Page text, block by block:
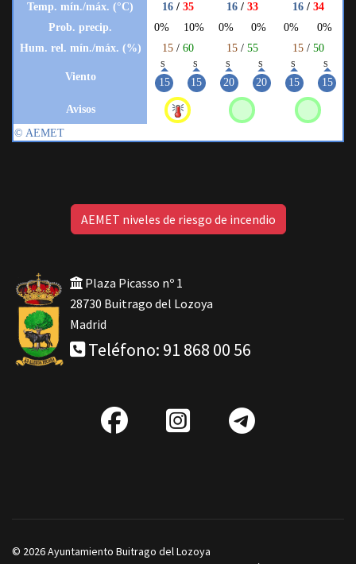
AEMET niveles de riesgo de incendio
Plaza Picasso nº 1
28730 Buitrago del Lozoya
Madrid
Teléfono: 91 868 00 56
fab
IG
© 2026 Ayuntamiento Buitrago del Lozoya